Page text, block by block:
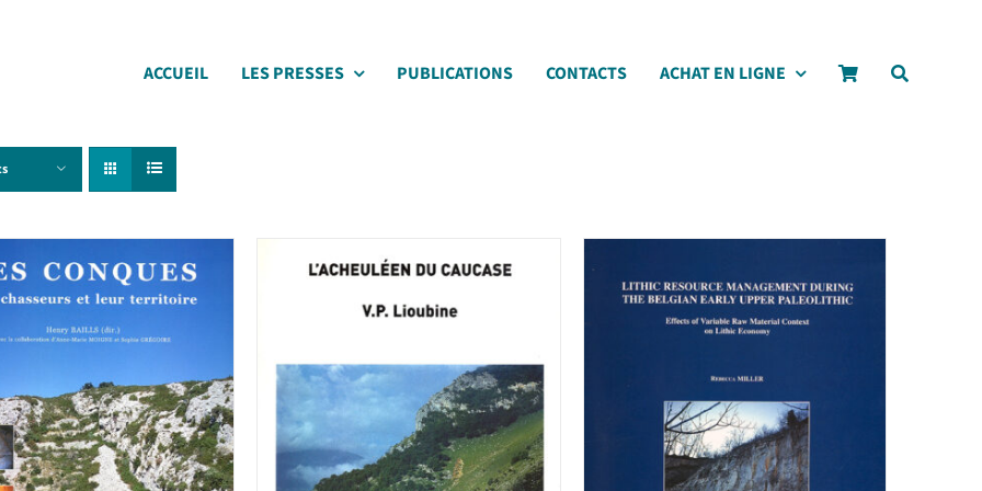
ACCUEIL LES PRESSES PUBLICATIONS CONTACTS ACHAT EN LIGNE